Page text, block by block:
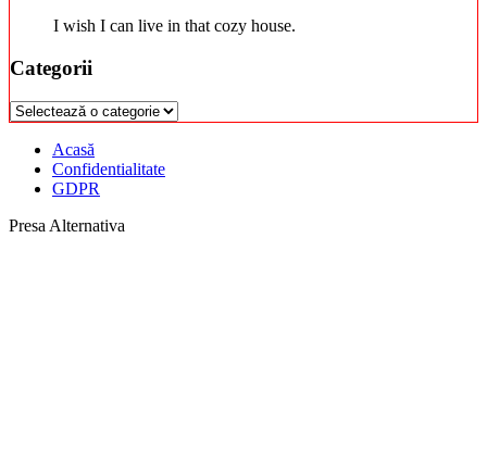
I wish I can live in that cozy house.
Categorii
Categorii
Acasă
Confidentialitate
GDPR
Presa Alternativa